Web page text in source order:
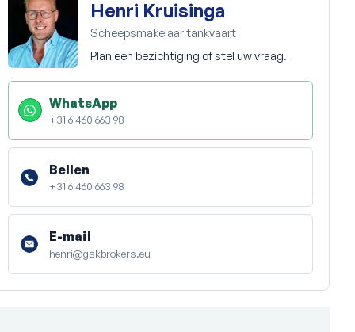
Henri Kruisinga
Scheepsmakelaar tankvaart
Plan een bezichtiging of stel uw vraag.
WhatsApp
+31 6 460 663 98
Bellen
+31 6 460 663 98
E-mail
henri@gskbrokers.eu